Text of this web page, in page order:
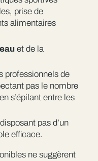
prise de
alimentaires
et de la
professionnels de
pas le nombre
s’épilant entre les
pas d’un
efficace.
ne suggèrent